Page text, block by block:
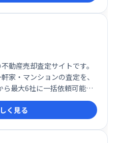
動産売却査定サイトです。
家・マンションの査定を、
最大6社に一括依頼可能。
較でき、自分に最適な不動産
く見る